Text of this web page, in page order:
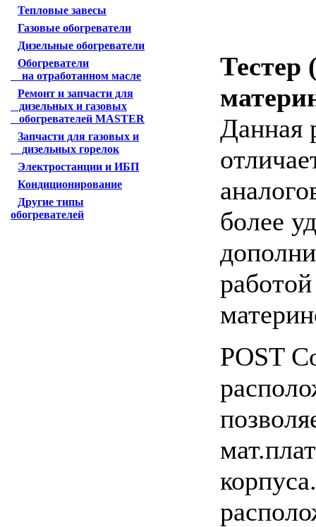
Тепловые завесы
Газовые обогреватели
Дизельные обогреватели
Обогреватели
на отработанном масле
Ремонт и запчасти для
дизельных и газовых
обогревателей MASTER
Запчасти для газовых и
дизельных горелок
Электростанции и ИБП
Кондиционирование
Другие типы
обогревателей
Тестер
Данная
более
POST